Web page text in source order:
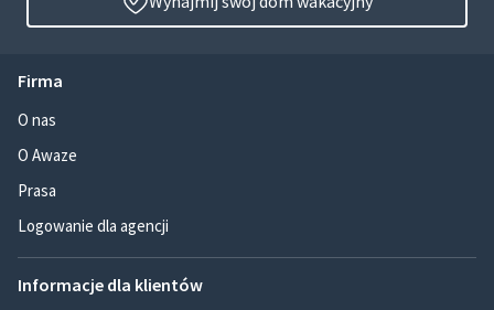
Firma
O nas
O Awaze
Prasa
Logowanie dla agencji
Informacje dla klientów